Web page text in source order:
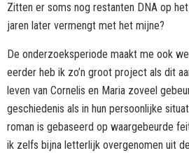
Zitten er soms nog restanten DNA op
jaren later vermengt met het mijne?
De onderzoeksperiode maakt me ook
eerder heb ik zo’n groot project als dit
leven van Cornelis en Maria zoveel
geschiedenis als in hun persoonlijke
roman is gebaseerd op waargebeurde
ik zelfs bijna letterlijk overgenomen uit